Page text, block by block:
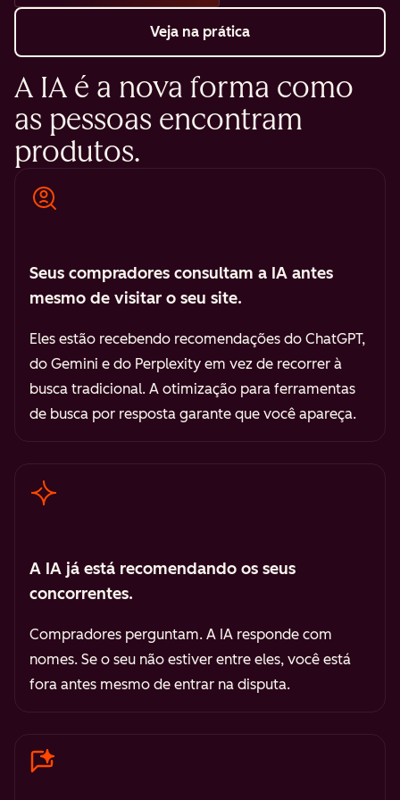
Veja na prática
A IA é a nova forma como
as pessoas encontram
produtos.
Seus compradores consultam a IA antes
mesmo de visitar o seu site.
Eles estão recebendo recomendações do ChatGPT,
do Gemini e do Perplexity em vez de recorrer à
busca tradicional. A otimização para ferramentas
de busca por resposta garante que você apareça.
A IA já está recomendando os seus
concorrentes.
Compradores perguntam. A IA responde com
nomes. Se o seu não estiver entre eles, você está
fora antes mesmo de entrar na disputa.